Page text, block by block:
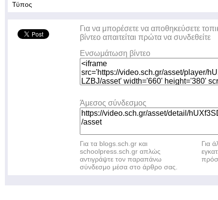
Τύπος
Για να μπορέσετε να αποθηκεύσετε
βίντεο απαιτείται πρώτα να συνδεθείτε
Ενσωμάτωση βίντεο
Άμεσος σύνδεσμος
Για τα blogs.sch.gr και
schoolpress.sch.gr απλώς
αντιγράψτε τον παραπάνω
σύνδεσμο μέσα στο άρθρο σας.
Για